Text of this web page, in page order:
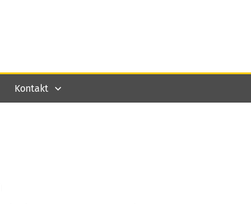
Kontakt